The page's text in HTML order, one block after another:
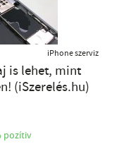
iPhone szerviz
is lehet, mint
(iSzerelés.hu)
pozítiv